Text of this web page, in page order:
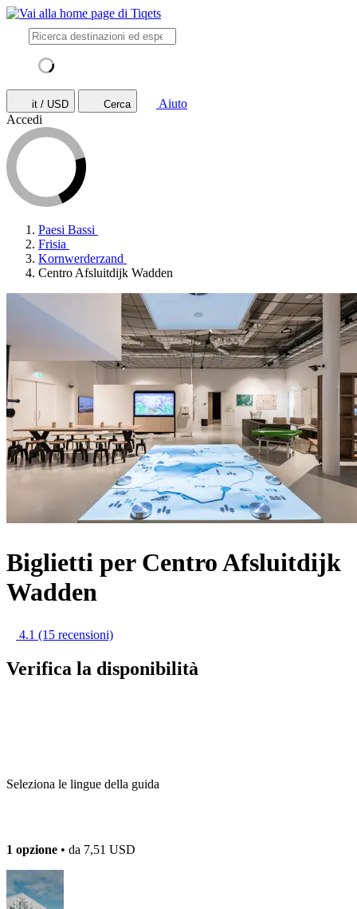
it / USD Cerca
Aiuto
Accedi
Paesi Bassi
Frisia
Kornwerderzand
Centro Afsluitdijk Wadden
Biglietti per Centro Afsluitdijk
Wadden
4.1 (15 recensioni)
Verifica la disponibilità
Seleziona le lingue della guida
1 opzione • da 7,51 USD